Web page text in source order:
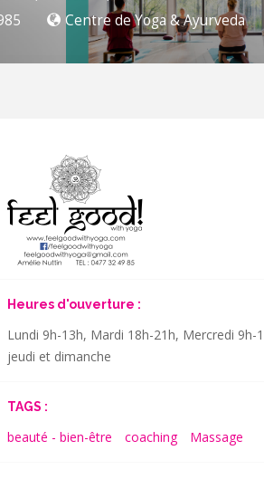
Centre de Yoga & Ayurveda
Heures d'ouverture :
Lundi 9h-13h, Mardi 18h-21h, Mercredi 9h-
jeudi et dimanche
TAGS :
beauté - bien-être coaching Massage